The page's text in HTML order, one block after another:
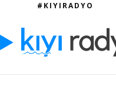
#KIYIRADYO